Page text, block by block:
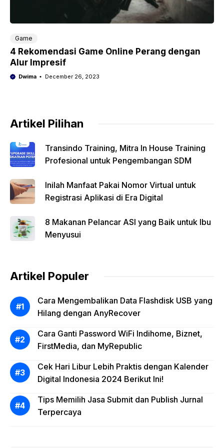
Game
4 Rekomendasi Game Online Perang dengan
Alur Impresif
Dwima December 26, 2023
Artikel Pilihan
Transindo Training, Mitra In House Training
Profesional untuk Pengembangan SDM
Inilah Manfaat Pakai Nomor Virtual untuk
Registrasi Aplikasi di Era Digital
8 Makanan Pelancar ASI yang Baik untuk Ibu
Menyusui
Artikel Populer
Cara Mengembalikan Data Flashdisk USB yang
Hilang dengan AnyRecover
Cara Ganti Password WiFi Indihome, Biznet,
FirstMedia, dan MyRepublic
Cek Hari Libur Lebih Praktis dengan Kalender
Digital Indonesia 2024 Berikut Ini!
Tips Memilih Jasa Submit dan Publish Jurnal
Terpercaya